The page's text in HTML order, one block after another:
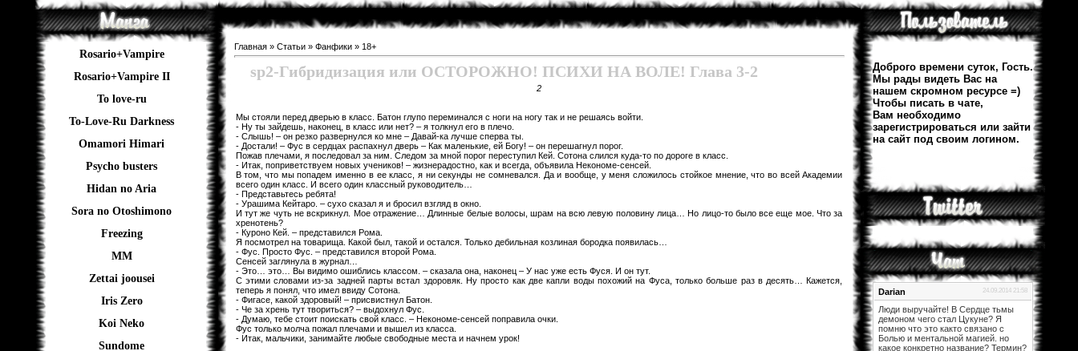
Rosario+Vampire
Rosario+Vampire II
To love-ru
To-Love-Ru Darkness
Omamori Himari
Psycho busters
Hidan no Aria
Sora no Otoshimono
Freezing
ММ
Zettai joousei
Iris Zero
Koi Neko
Sundome
Доброго времени суток, Гость.
Мы рады видеть Вас на
нашем скромном ресурсе =)
Чтобы писать в чате,
Вам необходимо
зарегистрироваться или зайти
на сайт под своим логином.
24.09.2014 21:58
Darian
Люди выручайте! В Сердце тьмы
демоном чего стал Цукуне? Я
помню что это както связано с
Болью и ментальной магией. но
какое конкретно название? Термин?
Главная» Статьи» Фанфики» 18+
sp2-Гибридизация или ОСТОРОЖНО! ПСИХИ НА ВОЛЕ! Глава 3-2
2
Мы стояли перед дверью в класс. Батон глупо переминался с ноги на ногу так и не решаясь войти.
- Ну ты зайдешь, наконец, в класс или нет? – я толкнул его в плечо.
- Слышь! – он резко развернулся ко мне – Давай-ка лучше сперва ты.
- Достали! – Фус в сердцах распахнул дверь – Как маленькие, ей Богу! – он перешагнул порог.
Пожав плечами, я последовал за ним. Следом за мной порог переступил Кей. Сотона слился куда-то по дороге в класс.
- Итак, поприветствуем новых учеников! – жизнерадостно, как и всегда, объявила Некономе-сенсей.
В том, что мы попадем именно в ее класс, я ни секунды не сомневался. Да и вообще, у меня сложилось стойкое мнение, что во всей Академии
всего один класс. И всего один классный руководитель…
- Представьтесь ребята!
- Урашима Кейтаро. – сухо сказал я и бросил взгляд в окно.
И тут же чуть не вскрикнул. Мое отражение… Длинные белые волосы, шрам на всю левую половину лица… Но лицо-то было все еще мое. Что за
хренотень?
- Куроно Кей. – представился Рома.
Я посмотрел на товарища. Какой был, такой и остался. Только дебильная козлиная бородка появилась…
- Фус. Просто Фус. – представился второй Рома.
Сенсей заглянула в журнал…
- Это… это… Вы видимо ошиблись классом. – сказала она, наконец – У нас уже есть Фуся. И он тут.
С этими словами из-за задней парты встал здоровяк. Ну просто как две капли воды похожий на Фуса, только больше раз в десять… Кажется,
теперь я понял, что имел ввиду Сотона.
- Фигасе, какой здоровый! – присвистнул Батон.
- Че за хрень тут твориться? – выдохнул Фус.
- Думаю, тебе стоит поискать свой класс. – Некономе-сенсей поправила очки.
Фус только молча пожал плечами и вышел из класса.
- Итак, мальчики, занимайте любые свободные места и начнем урок!